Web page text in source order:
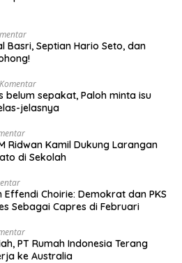
Basri, Septian Hario Seto, dan
belum sepakat, Paloh minta isu
jelasnya
Ridwan Kamil Dukung Larangan
di Sekolah
Effendi Choirie: Demokrat dan PKS
Sebagai Capres di Februari
PT Rumah Indonesia Terang
ke Australia